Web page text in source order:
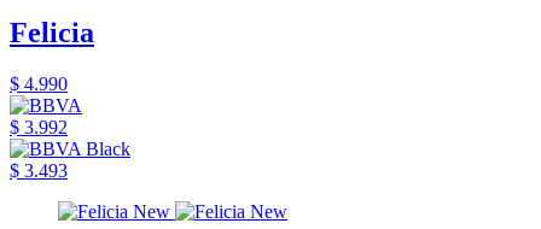
Felicia
$ 4.990
$ 3.992
$ 3.493